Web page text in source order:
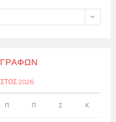
2026
Π Π Σ Κ